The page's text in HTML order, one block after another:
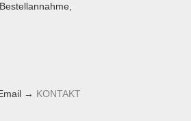
→ KONTAKT